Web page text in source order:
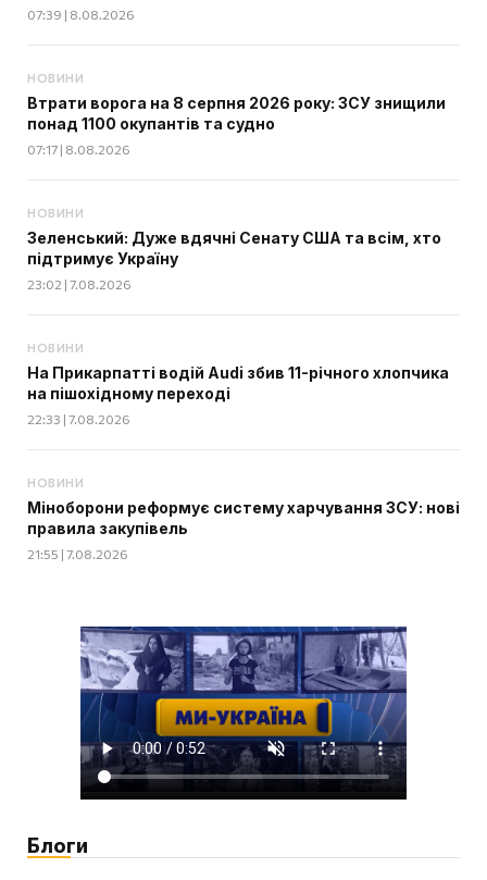
07:39 | 8.08.2026
НОВИНИ
Втрати ворога на 8 серпня 2026 року: ЗСУ знищили
понад 1100 окупантів та судно
07:17 | 8.08.2026
НОВИНИ
Зеленський: Дуже вдячні Сенату США та всім, хто
підтримує Україну
23:02 | 7.08.2026
НОВИНИ
На Прикарпатті водій Audi збив 11-річного хлопчика
на пішохідному переході
22:33 | 7.08.2026
НОВИНИ
Міноборони реформує систему харчування ЗСУ: нові
правила закупівель
21:55 | 7.08.2026
Блоги